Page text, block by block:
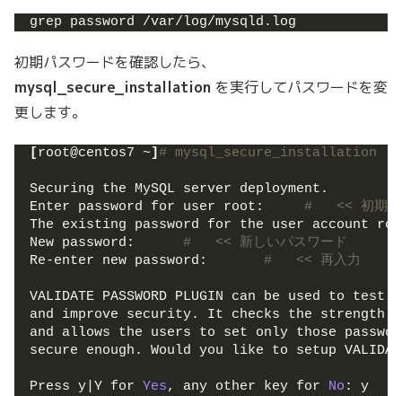
grep password /var/log/mysqld.log
初期パスワードを確認したら、
mysql_secure_installation を実行してパスワードを変
更します。
[root@centos7 ~] # mysql_secure_installation
Securing the MySQL server deployment.
Enter password for user root: #   << 初期パ
The existing password for the user account
New password: #   << 新しいパスワード
Re-enter new password: #   << 再入力
VALIDATE PASSWORD PLUGIN can be used to test
and improve security. It checks the strength
and allows the users to set only those
secure enough. Would you like to setup VALIDATE
Press y|Y for Yes, any other key for No :